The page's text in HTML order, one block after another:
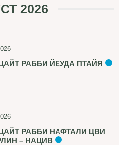
2026
РАББИ ЙЕУДА ПТАЙЯ
РАББИ НАФТАЛИ ЦВИ
– НАЦИВ